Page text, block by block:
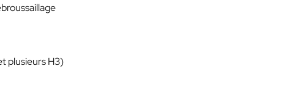
plusieurs H3)